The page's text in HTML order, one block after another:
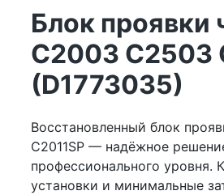
Блок проявки
C2003 C2503
(D1773035)
Восстановленный блок
C2011SP — надёжное
профессионального уровня.
установки и минимальные